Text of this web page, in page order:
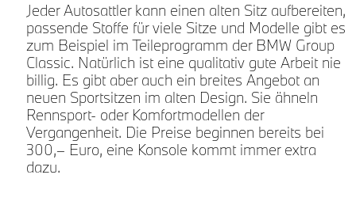
Jeder Autosattler kann einen alten Sitz aufbereiten,
passende Stoffe für viele Sitze und Modelle gibt es
zum Beispiel im Teileprogramm der BMW Group
Classic. Natürlich ist eine qualitativ gute Arbeit nie
billig. Es gibt aber auch ein breites Angebot an
neuen Sportsitzen im alten Design. Sie ähneln
Rennsport- oder Komfortmodellen der
Vergangenheit. Die Preise beginnen bereits bei
300,– Euro, eine Konsole kommt immer extra
dazu.